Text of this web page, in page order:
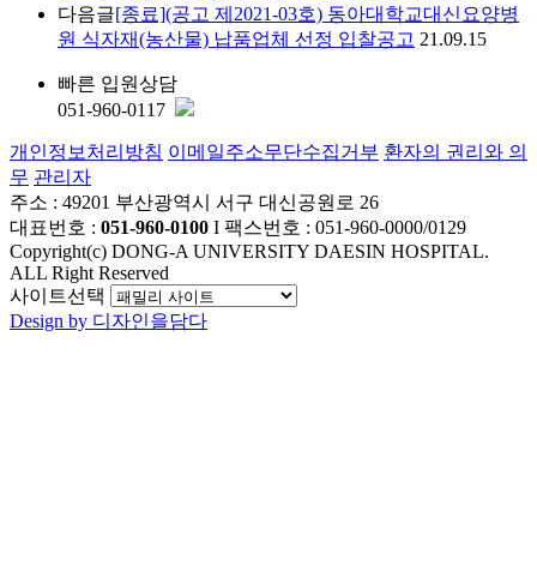
다음글[종료](공고 제2021-03호) 동아대학교대신요양병
원 식자재(농산물) 납품업체 선정 입찰공고 21.09.15
빠른 입원상담
051-960-0117
개인정보처리방침 이메일주소무단수집거부 환자의 권리와 의
무 관리자
주소 : 49201 부산광역시 서구 대신공원로 26
대표번호 : 051-960-0100 I 팩스번호 : 051-960-0000/0129
Copyright(c) DONG-A UNIVERSITY DAESIN HOSPITAL.
ALL Right Reserved
사이트선택
Design by 디자인을담다